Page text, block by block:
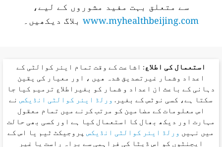
سے متعلق بہت مفید مشوروں کے لیے،
www.myhealthbeijing.comبلاگ دیکھیں۔
استعمال کی اطلاع: اشاعت کے وقت تمام ایئر کوالٹی کے
اعداد وشمار غیرتصدیق شدہ ھیں ، اور معیار کی یقین
دہانی کے باعث ان اعداد و شمار کو بغیراطلاع ترمیم کیا جا
سکتا ہے، کسی نوٹس کے بغیر.ورلڈ ایئر کوالٹی انڈیکسنے
اس معلومات کے مضامین کو مرتب کرنے میں تمام معقول
مہارت اور دیکھ بھال کا استعمال کیا ہے اور کسی بھی حالت
میں نہیںورلڈ ایئر کوالٹی انڈیکسپروجیکٹ ٹیم یا اس کے
ایجنٹوں کو اس ڈیٹا کی فراہمی سے براہ راست یا غیر